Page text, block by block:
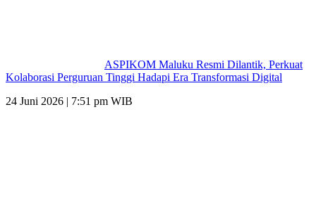
ASPIKOM Maluku Resmi Dilantik, Perkuat
Kolaborasi Perguruan Tinggi Hadapi Era Transformasi Digital
24 Juni 2026 | 7:51 pm WIB